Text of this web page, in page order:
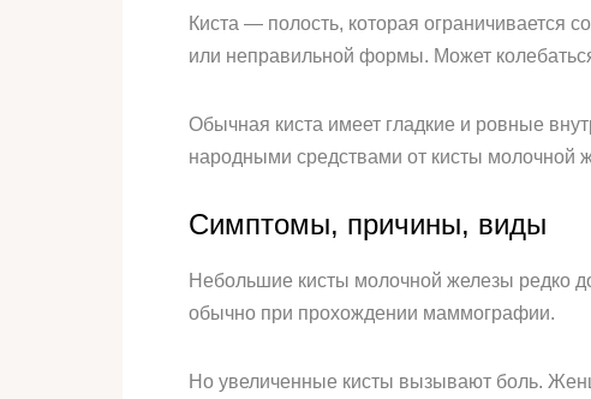
Киста — полость, которая ограничивается
или неправильной формы. Может
Обычная киста имеет гладкие и ровные
народными средствами от кисты молочной
Симптомы, причины, виды
Небольшие кисты молочной железы редко
обычно при прохождении маммографии.
Но увеличенные кисты вызывают боль.